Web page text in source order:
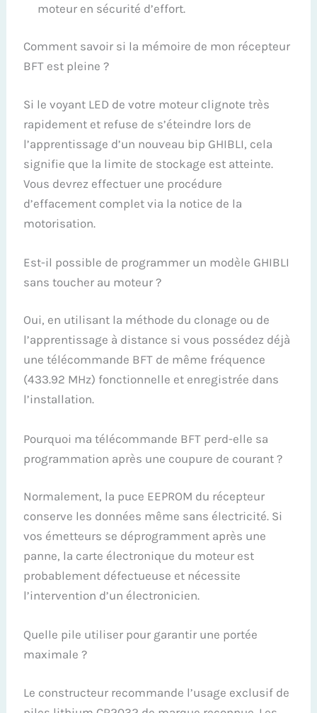
moteur en sécurité d’effort.
Comment savoir si la mémoire de mon récepteur
BFT est pleine ?
Si le voyant LED de votre moteur clignote très
rapidement et refuse de s’éteindre lors de
l’apprentissage d’un nouveau bip GHIBLI, cela
signifie que la limite de stockage est atteinte.
Vous devrez effectuer une procédure
d’effacement complet via la notice de la
motorisation.
Est-il possible de programmer un modèle GHIBLI
sans toucher au moteur ?
Oui, en utilisant la méthode du clonage ou de
l’apprentissage à distance si vous possédez déjà
une télécommande BFT de même fréquence
(433.92 MHz) fonctionnelle et enregistrée dans
l’installation.
Pourquoi ma télécommande BFT perd-elle sa
programmation après une coupure de courant ?
Normalement, la puce EEPROM du récepteur
conserve les données même sans électricité. Si
vos émetteurs se déprogramment après une
panne, la carte électronique du moteur est
probablement défectueuse et nécessite
l’intervention d’un électronicien.
Quelle pile utiliser pour garantir une portée
maximale ?
Le constructeur recommande l’usage exclusif de